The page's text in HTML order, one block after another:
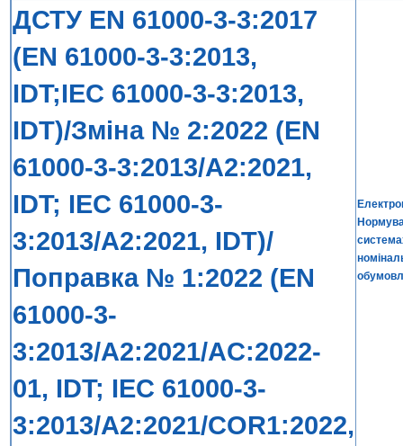
ДСТУ EN 61000-3-3:2017
(EN 61000-3-3:2013,
IDT;IEC 61000-3-3:2013,
IDT)/Зміна № 2:2022 (EN
61000-3-3:2013/A2:2021,
IDT; IEC 61000-3-
3:2013/A2:2021, IDT)/
Поправка № 1:2022 (EN
61000-3-
3:2013/A2:2021/AC:2022-
01, IDT; IEC 61000-3-
3:2013/A2:2021/COR1:2022,